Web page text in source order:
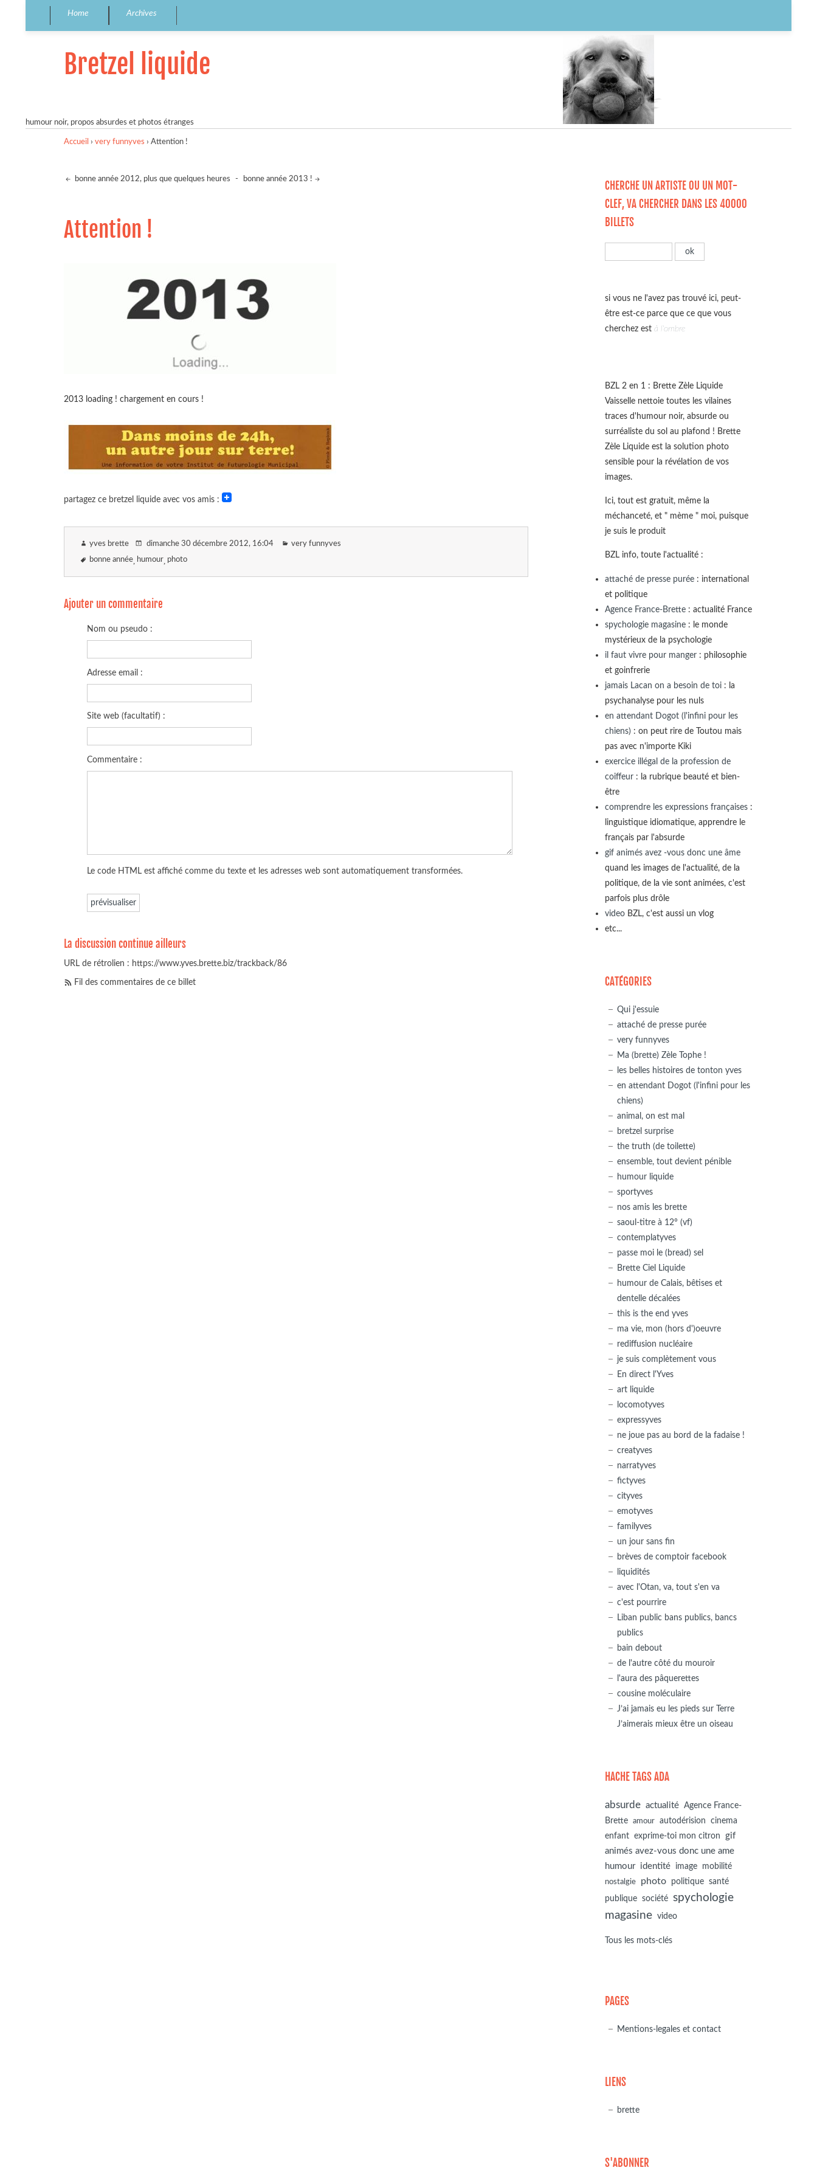
Home Archives
Bretzel liquide
humour noir, propos absurdes et photos étranges
Accueil › very funnyves › Attention !
bonne année 2012, plus que quelques heures - bonne année 2013 !
Attention !
2013 loading ! chargement en cours !
partagez ce bretzel liquide avec vos amis :
yves brette dimanche 30 décembre 2012, 16:04 very funnyves
bonne année humour photo
Ajouter un commentaire
Nom ou pseudo :
Adresse email :
Site web (facultatif) :
Commentaire :
Le code HTML est affiché comme du texte et les adresses web sont automatiquement transformées.
La discussion continue ailleurs
URL de rétrolien : https://www.yves.brette.biz/trackback/86
Fil des commentaires de ce billet
CHERCHE UN ARTISTE OU UN MOT-
CLEF, VA CHERCHER DANS LES 40000
BILLETS
si vous ne l'avez pas trouvé ici, peut-
être est-ce parce que ce que vous
cherchez està l'ombre
BZL 2 en 1 : Brette Zèle Liquide
Vaisselle nettoie toutes les vilaines
traces d'humour noir, absurde ou
surréaliste du sol au plafond ! Brette
Zèle Liquide est la solution photo
sensible pour la révélation de vos
images.
Ici, tout est gratuit, même la
méchanceté, et " mème " moi, puisque
je suis le produit
BZL info, toute l'actualité :
attaché de presse purée : international
et politique
Agence France-Brette : actualité France
spychologie magasine : le monde
mystérieux de la psychologie
il faut vivre pour manger : philosophie
et goinfrerie
jamais Lacan on a besoin de toi : la
psychanalyse pour les nuls
en attendant Dogot (l'infini pour les
chiens) : on peut rire de Toutou mais
pas avec n'importe Kiki
exercice illégal de la profession de
coiffeur : la rubrique beauté et bien-
être
comprendre les expressions françaises :
linguistique idiomatique, apprendre le
français par l'absurde
gif animés avez -vous donc une âme
quand les images de l'actualité, de la
politique, de la vie sont animées, c'est
parfois plus drôle
video BZL, c'est aussi un vlog
etc...
CATÉGORIES
Qui j'essuie
attaché de presse purée
very funnyves
Ma (brette) Zèle Tophe !
les belles histoires de tonton yves
en attendant Dogot (l'infini pour les
chiens)
animal, on est mal
bretzel surprise
the truth (de toilette)
ensemble, tout devient pénible
humour liquide
sportyves
nos amis les brette
saoul-titre à 12° (vf)
contemplatyves
passe moi le (bread) sel
Brette Ciel Liquide
humour de Calais, bêtises et
dentelle décalées
this is the end yves
ma vie, mon (hors d')oeuvre
rediffusion nucléaire
je suis complètement vous
En direct l'Yves
art liquide
locomotyves
expressyves
ne joue pas au bord de la fadaise !
creatyves
narratyves
fictyves
cityves
emotyves
familyves
un jour sans fin
brèves de comptoir facebook
liquidités
avec l'Otan, va, tout s'en va
c'est pourrire
Liban public bans publics, bancs
publics
bain debout
de l'autre côté du mouroir
l'aura des pâquerettes
cousine moléculaire
J’ai jamais eu les pieds sur Terre
J’aimerais mieux être un oiseau
HACHE TAGS ADA
absurde actualité Agence France-
Brette
amour autodérision
cinema
enfant exprime-toi mon citron
gif
animés avez-vous donc une ame
humour identité image mobilité
nostalgie photo politique santé
publique société spychologie
magasine video
Tous les mots-clés
PAGES
Mentions-legales et contact
LIENS
brette
S'ABONNER